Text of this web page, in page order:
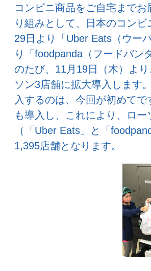
コンビニ商品をご自宅まで
り組みとして、日本のコン
29日より「Uber Eats（ウー
り「foodpanda（フードパン
のたび、11月19日（木）よ
ソン3店舗に拡大導入します
入するのは、今回が初めて
も導入し、これにより、ロ
（「Uber Eats」と「
1,395店舗となります。